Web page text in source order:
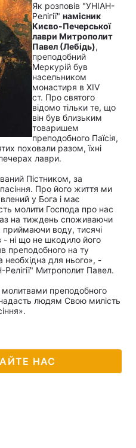
Як розповів "УНІАН-
Релігії" намісник
Києво-Печерської
лаври Митрополит
Павел (Лебідь),
преподобний
Меркурій був
насельником
монастиря в XIV
ст. Про святого
відомо тільки те, що
він був близьким
товаришем
преподобного Паїсія,
поховали разом, їхні
лаври.
Пістником, за
Про його життя ми
у Бога і має
молити Господа про нас
на тиждень споживаючи
приймаючи воду, тисячі
- ні що не шкодило його
преподобного на ту
для нього», -
Митрополит Павел.
преподобного
людям Cвою милість
НАС